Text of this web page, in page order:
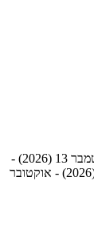
ספטמבר 13 (2026) -
אוקטובר 18 (2026) - אוקטובר